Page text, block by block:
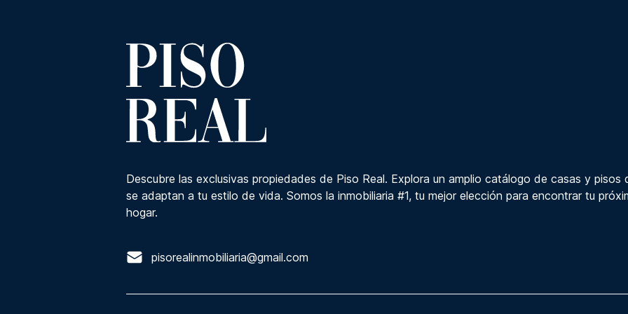
Descubre las exclusivas propiedades de Piso Real. Explora un amplio catálogo de casas y pisos
se adaptan a tu estilo de vida. Somos la inmobiliaria #1, tu mejor elección para encontrar tu
hogar.
pisorealinmobiliaria@gmail.com